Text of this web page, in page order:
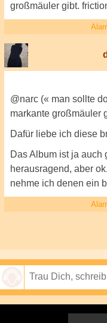
großmäuler gibt.
@narc (« man sollte
markante großmäuler
Dafür liebe ich diese
Das Album ist ja auch
herausragend, aber
nehme ich denen ein